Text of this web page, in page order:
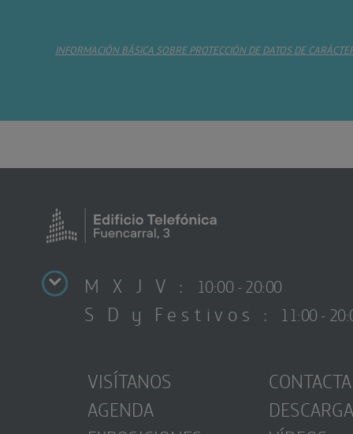
INFORMACIÓN BÁSICA SOBRE PROTECCIÓN DE DATOS DE
M X J V : 10:00 - 20:00
S D y Festivos : 11:00 -
VISÍTANOS
AGENDA
CONTACTA